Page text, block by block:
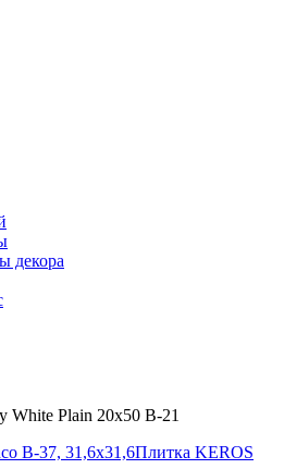
декора
White Plain 20x50 B-21
B-37, 31,6x31,6Плитка KEROS